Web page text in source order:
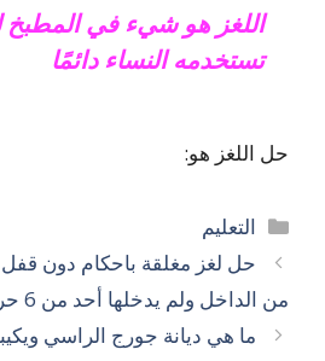
اللغز هو شيء في المطبخ
تستخدمه النساء دائمًا
حل اللغز هو:
التصنيفات
التعليم
حل لغز مغلقة باحكام دون قفل
من الداخل ولم يدخلها أحد من 6 حروف كلمة السر
ما هي ديانة جورج الراسي